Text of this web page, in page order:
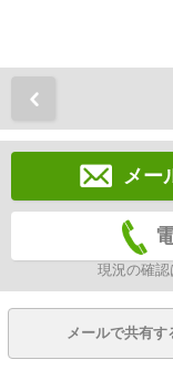
メー
現況の確認
メールで共有す